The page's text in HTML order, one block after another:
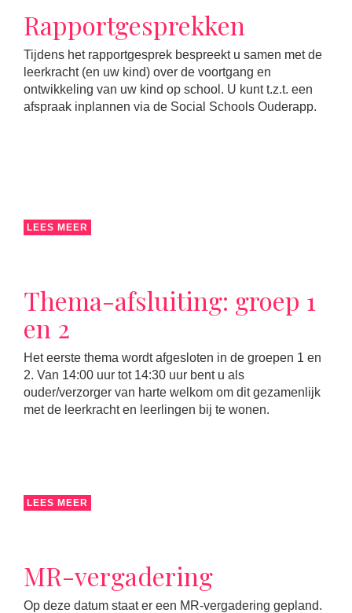
Rapportgesprekken
Tijdens het rapportgesprek bespreekt u samen met de
leerkracht (en uw kind) over de voortgang en
ontwikkeling van uw kind op school. U kunt t.z.t. een
afspraak inplannen via de Social Schools Ouderapp.
LEES MEER
Thema-afsluiting: groep 1
en 2
Het eerste thema wordt afgesloten in de groepen 1 en
2. Van 14:00 uur tot 14:30 uur bent u als
ouder/verzorger van harte welkom om dit gezamenlijk
met de leerkracht en leerlingen bij te wonen.
LEES MEER
MR-vergadering
Op deze datum staat er een MR-vergadering gepland.